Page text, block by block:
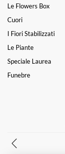
Le Flowers Box
Cuori
I Fiori Stabilizzati
Le Piante
Speciale Laurea
Funebre